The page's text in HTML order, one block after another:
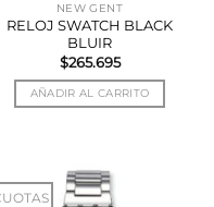
NEW GENT
RELOJ SWATCH BLACK
BLUIR
$265.695
AÑADIR AL CARRITO